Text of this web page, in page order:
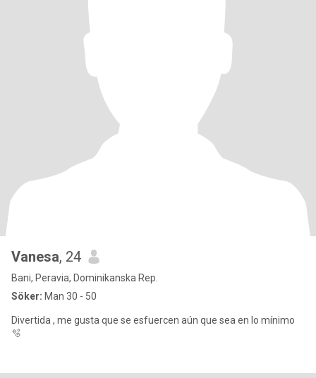
Vanesa, 24
Bani, Peravia, Dominikanska Rep.
Söker: Man 30 - 50
Divertida , me gusta que se esfuercen aún que sea en lo mínimo
🫧